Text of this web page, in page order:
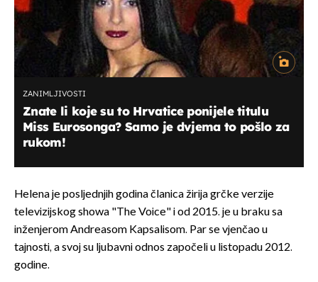
ZANIMLJIVOSTI
Znate li koje su to Hrvatice ponijele titulu
Miss Eurosonga? Samo je dvjema to pošlo za
rukom!
Helena je posljednjih godina članica žirija grčke verzije
televizijskog showa "The Voice" i od 2015. je u braku sa
inženjerom Andreasom Kapsalisom. Par se vjenčao u
tajnosti, a svoj su ljubavni odnos započeli u listopadu 2012.
godine.